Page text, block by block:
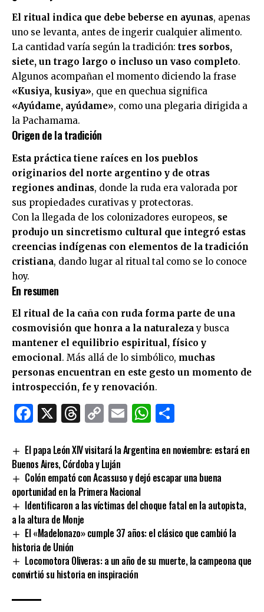
El ritual indica que debe beberse en ayunas, apenas
uno se levanta, antes de ingerir cualquier alimento.
La cantidad varía según la tradición: tres sorbos,
siete, un trago largo o incluso un vaso completo.
Algunos acompañan el momento diciendo la frase
«Kusiya, kusiya», que en quechua significa
«Ayúdame, ayúdame», como una plegaria dirigida a
la Pachamama.
Origen de la tradición
Esta práctica tiene raíces en los pueblos
originarios del norte argentino y de otras
regiones andinas, donde la ruda era valorada por
sus propiedades curativas y protectoras.
Con la llegada de los colonizadores europeos, se
produjo un sincretismo cultural que integró estas
creencias indígenas con elementos de la tradición
cristiana, dando lugar al ritual tal como se lo conoce
hoy.
En resumen
El ritual de la caña con ruda forma parte de una
cosmovisión que honra a la naturalezay busca
mantener el equilibrio espiritual, físico y
emocional. Más allá de lo simbólico, muchas
personas encuentran en este gesto un momento de
introspección, fe y renovación.
Facebook
X Threads
CopyEmailWhatsApp
El papa León XIV visitará la Argentina en noviembre: estará en
Buenos Aires, Córdoba y Luján
Colón empató con Acassuso y dejó escapar una buena
oportunidad en la Primera Nacional
Identificaron a las víctimas del choque fatal en la autopista,
a la altura de Monje
El «Madelonazo» cumple 37 años: el clásico que cambió la
historia de Unión
Locomotora Oliveras: a un año de su muerte, la campeona que
convirtió su historia en inspiración